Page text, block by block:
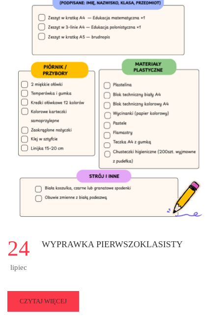
24
lipiec
WYPRAWKA PIERWSZOKLASISTY
READ
MORE
CZYTAJ WIĘCEJ